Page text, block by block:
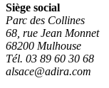
Siège social
Parc des Collines
68, rue Jean Monnet
68200 Mulhouse
Tél. 03 89 60 30 68
alsace@adira.com